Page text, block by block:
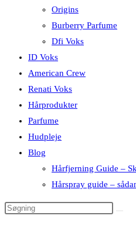
Origins
Burberry Parfume
Dfi Voks
ID Voks
American Crew
Renati Voks
Hårprodukter
Parfume
Hudpleje
Blog
Hårfjerning Guide –
Hårspray guide –